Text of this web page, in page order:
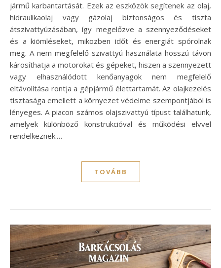
jármű karbantartását. Ezek az eszközök segítenek az olaj,
hidraulikaolaj vagy gázolaj biztonságos és tiszta
átszivattyúzásában, így megelőzve a szennyeződéseket
és a kiömléseket, miközben időt és energiát spórolnak
meg. A nem megfelelő szivattyú használata hosszú távon
károsíthatja a motorokat és gépeket, hiszen a szennyezett
vagy elhasználódott kenőanyagok nem megfelelő
eltávolítása rontja a gépjármű élettartamát. Az olajkezelés
tisztasága emellett a környezet védelme szempontjából is
lényeges. A piacon számos olajszivattyú típust találhatunk,
amelyek különböző konstrukcióval és működési elvvel
rendelkeznek.…
TOVÁBB